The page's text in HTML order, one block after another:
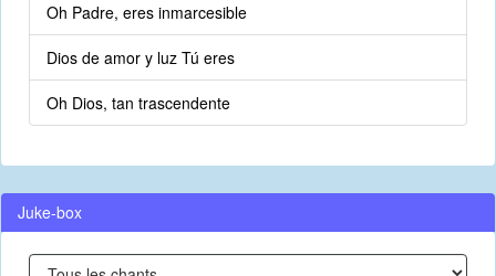
Oh Padre, eres inmarcesible
Dios de amor y luz Tú eres
Oh Dios, tan trascendente
Juke-box